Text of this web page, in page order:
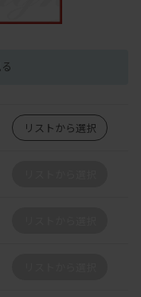
リストから選択